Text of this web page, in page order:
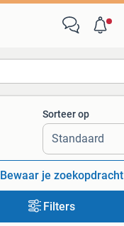
Alle afstanden…
Sorteer op
Bewaar je zoekopdracht
Filters